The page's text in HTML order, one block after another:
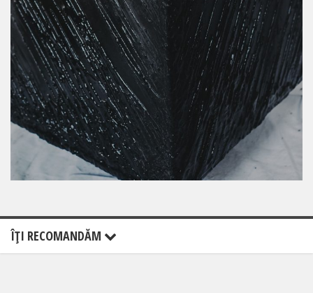
ÎŢI RECOMANDĂM